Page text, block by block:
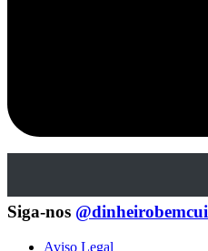
Siga-nos
Aviso Legal